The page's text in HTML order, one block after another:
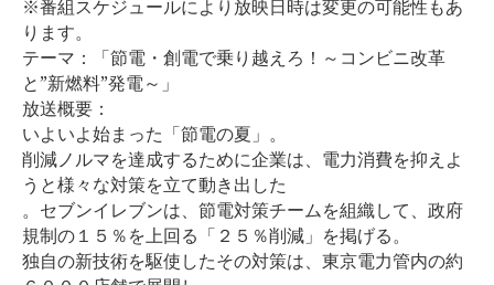
ブログ
会社案内
お問い合わせ
※番組スケジュールにより放映日時は変更の可能性もあ
ります。
テーマ：「節電・創電で乗り越えろ！～コンビニ改革
と”新燃料”発電～」
放送概要：
いよいよ始まった「節電の夏」。
削減ノルマを達成するために企業は、電力消費を抑えよ
うと様々な対策を立て動き出した
。セブンイレブンは、節電対策チームを組織して、政府
規制の１５％を上回る「２５％削減」を掲げる。
独自の新技術を駆使したその対策は、東京電力管内の約